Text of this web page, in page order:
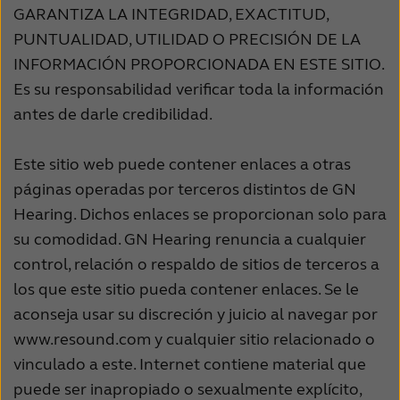
GARANTIZA LA INTEGRIDAD, EXACTITUD,
PUNTUALIDAD, UTILIDAD O PRECISIÓN DE LA
INFORMACIÓN PROPORCIONADA EN ESTE SITIO.
Es su responsabilidad verificar toda la información
antes de darle credibilidad.
Este sitio web puede contener enlaces a otras
páginas operadas por terceros distintos de GN
Hearing. Dichos enlaces se proporcionan solo para
su comodidad. GN Hearing renuncia a cualquier
control, relación o respaldo de sitios de terceros a
los que este sitio pueda contener enlaces. Se le
aconseja usar su discreción y juicio al navegar por
www.resound.com y cualquier sitio relacionado o
vinculado a este. Internet contiene material que
puede ser inapropiado o sexualmente explícito,